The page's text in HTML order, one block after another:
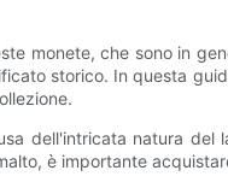
monete, che sono in
storico. In questa
dell'intricata natura del
è importante